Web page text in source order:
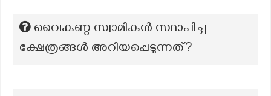
വൈകുണ്ഠ സ്വാമികൾ സ്ഥാപിച്ച
ക്ഷേത്രങ്ങൾ അറിയപ്പെടുന്നത്?